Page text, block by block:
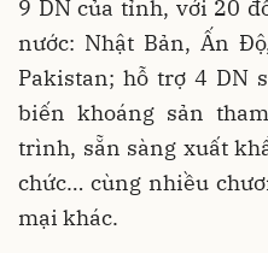
9 DN của tỉnh, với 20
nước: Nhật Bản, Ấn
Pakistan; hỗ trợ 4 DN
biến khoáng sản
trình, sẵn sàng xuất
chức… cùng nhiều
mại khác.